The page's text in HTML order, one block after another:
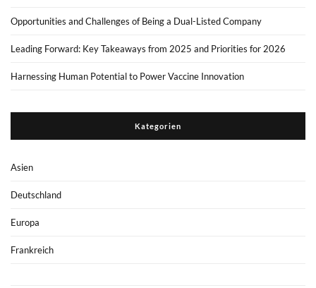
Opportunities and Challenges of Being a Dual-Listed Company
Leading Forward: Key Takeaways from 2025 and Priorities for 2026
Harnessing Human Potential to Power Vaccine Innovation
Kategorien
Asien
Deutschland
Europa
Frankreich